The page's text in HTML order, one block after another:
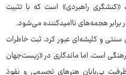
«کنشگری راهبردی» است که با تثبیت
برابر هجمه‌های ناامیدکننده می‌شود.
سنتی و کلیشه‌ای عبور کرد. ثبت خاطرات
است، اما ماندگاری در «زیست‌جهان